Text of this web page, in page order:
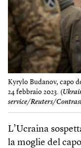
Kyrylo Budanov, capo
24 febbraio 2023. (
service/Reuters/
L’Ucraina
la moglie del